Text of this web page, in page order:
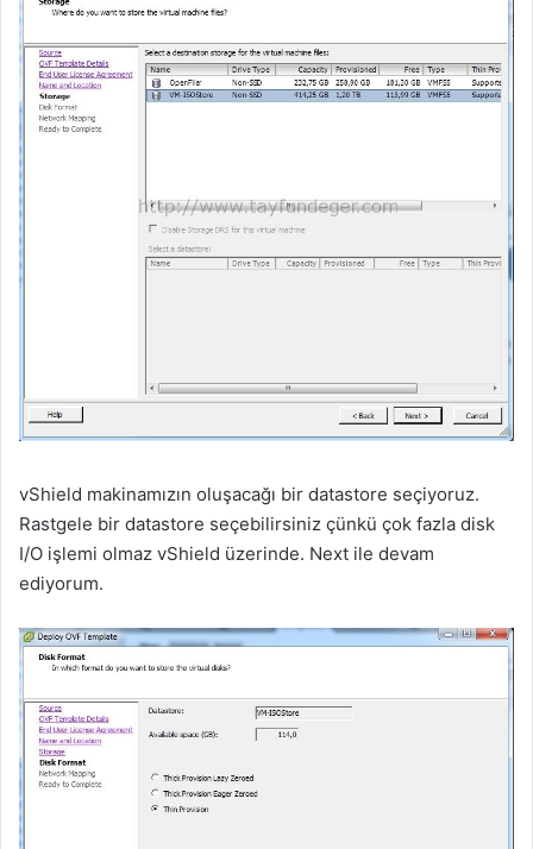
vShield makinamızın oluşacağı bir datastore seçiyoruz.
Rastgele bir datastore seçebilirsiniz çünkü çok fazla disk
I/O işlemi olmaz vShield üzerinde. Next ile devam
ediyorum.